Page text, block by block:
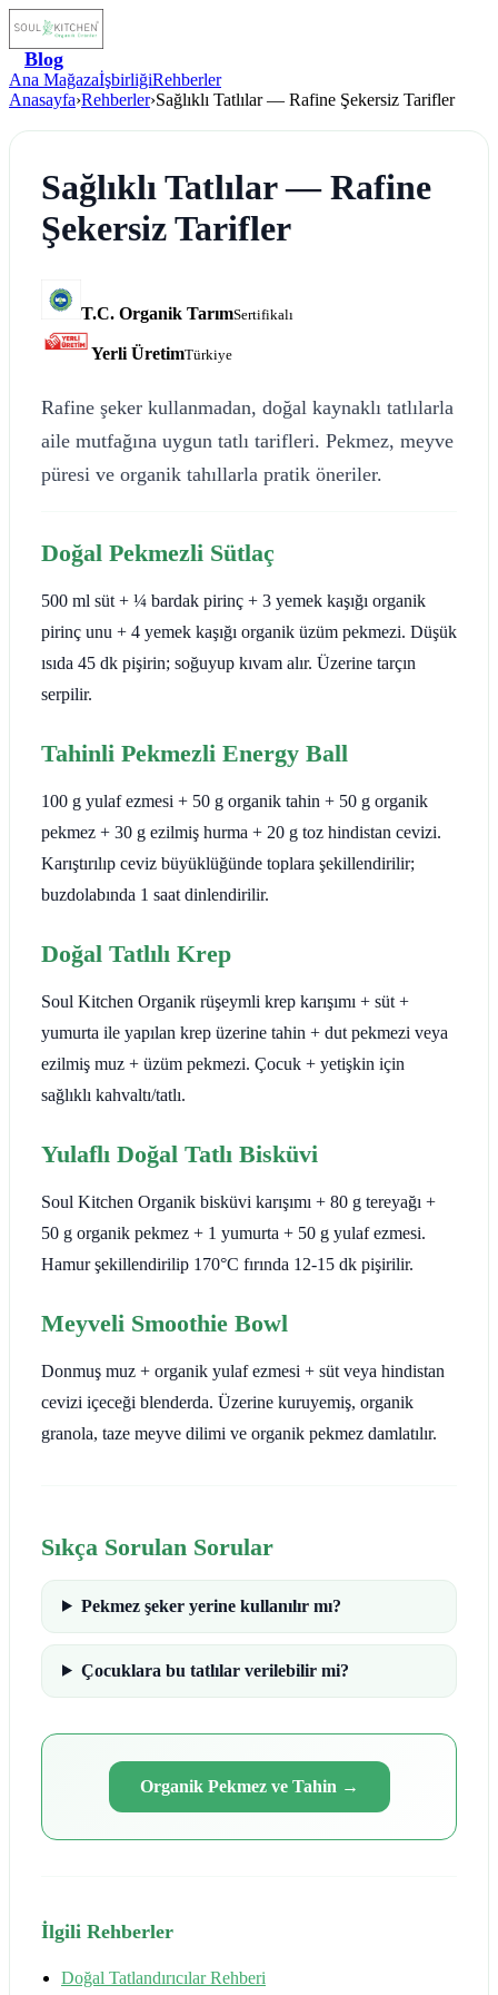
Blog
Ana MağazaİşbirliğiRehberler
Anasayfa›Rehberler›Sağlıklı Tatlılar — Rafine Şekersiz Tarifler
Sağlıklı Tatlılar — Rafine
Şekersiz Tarifler
T.C. Organik TarımSertifikalı
Yerli ÜretimTürkiye
Rafine şeker kullanmadan, doğal kaynaklı tatlılarla
aile mutfağına uygun tatlı tarifleri. Pekmez, meyve
püresi ve organik tahıllarla pratik öneriler.
Doğal Pekmezli Sütlaç
500 ml süt + ¼ bardak pirinç + 3 yemek kaşığı organik
pirinç unu + 4 yemek kaşığı organik üzüm pekmezi. Düşük
ısıda 45 dk pişirin; soğuyup kıvam alır. Üzerine tarçın
serpilir.
Tahinli Pekmezli Energy Ball
100 g yulaf ezmesi + 50 g organik tahin + 50 g organik
pekmez + 30 g ezilmiş hurma + 20 g toz hindistan cevizi.
Karıştırılıp ceviz büyüklüğünde toplara şekillendirilir;
buzdolabında 1 saat dinlendirilir.
Doğal Tatlılı Krep
Soul Kitchen Organik rüşeymli krep karışımı + süt +
yumurta ile yapılan krep üzerine tahin + dut pekmezi veya
ezilmiş muz + üzüm pekmezi. Çocuk + yetişkin için
sağlıklı kahvaltı/tatlı.
Yulaflı Doğal Tatlı Bisküvi
Soul Kitchen Organik bisküvi karışımı + 80 g tereyağı +
50 g organik pekmez + 1 yumurta + 50 g yulaf ezmesi.
Hamur şekillendirilip 170°C fırında 12-15 dk pişirilir.
Meyveli Smoothie Bowl
Donmuş muz + organik yulaf ezmesi + süt veya hindistan
cevizi içeceği blenderda. Üzerine kuruyemiş, organik
granola, taze meyve dilimi ve organik pekmez damlatılır.
Sıkça Sorulan Sorular
Pekmez şeker yerine kullanılır mı?
Çocuklara bu tatlılar verilebilir mi?
Organik Pekmez ve Tahin →
İlgili Rehberler
Doğal Tatlandırıcılar Rehberi